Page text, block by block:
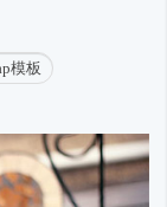
模板